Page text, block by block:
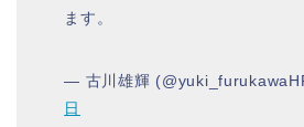
ます。
— 古川雄輝
日